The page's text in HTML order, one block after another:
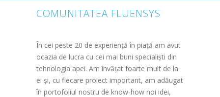
COMUNITATEA FLUENSYS
În cei peste 20 de experiență în piață am avut
ocazia de lucra cu cei mai buni specialiști din
tehnologia apei. Am învățat foarte mult de la
ei și, cu fiecare proiect important, am adăugat
în portofoliul nostru de know-how noi idei,